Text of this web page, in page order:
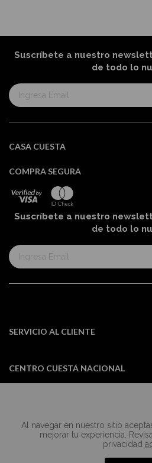
Al navegar en nuestro sitio
mejorar tu experiencia.
privacidad
Suscríbete a nuestro
de todo lo
Suscríbase
al
informativo:
CASA CUESTA
COMPRA SEGURA
Suscríbete a nuestro
de todo lo
Suscríbase
al
informativo:
SERVICIO AL CLIENTE
CENTRO CUESTA NACIONAL
Todos los derechos
Cuesta